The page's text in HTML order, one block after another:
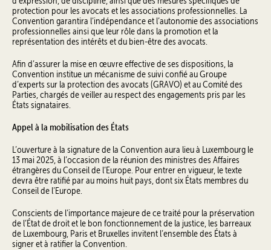
protection pour les avocats et les associations professionnelles. La
Convention garantira l’indépendance et l’autonomie des associations
professionnelles ainsi que leur rôle dans la promotion et la
représentation des intérêts et du bien-être des avocats.
Afin d’assurer la mise en œuvre effective de ses dispositions, la
Convention institue un mécanisme de suivi confié au Groupe
d’experts sur la protection des avocats (GRAVO) et au Comité des
Parties, chargés de veiller au respect des engagements pris par les
États signataires.
Appel à la mobilisation des États
L’ouverture à la signature de la Convention aura lieu à Luxembourg le
13 mai 2025, à l’occasion de la réunion des ministres des Affaires
étrangères du Conseil de l’Europe. Pour entrer en vigueur, le texte
devra être ratifié par au moins huit pays, dont six États membres du
Conseil de l’Europe.
Conscients de l’importance majeure de ce traité pour la préservation
de l’État de droit et le bon fonctionnement de la justice, les barreaux
de Luxembourg, Paris et Bruxelles invitent l’ensemble des États à
signer et à ratifier la Convention.